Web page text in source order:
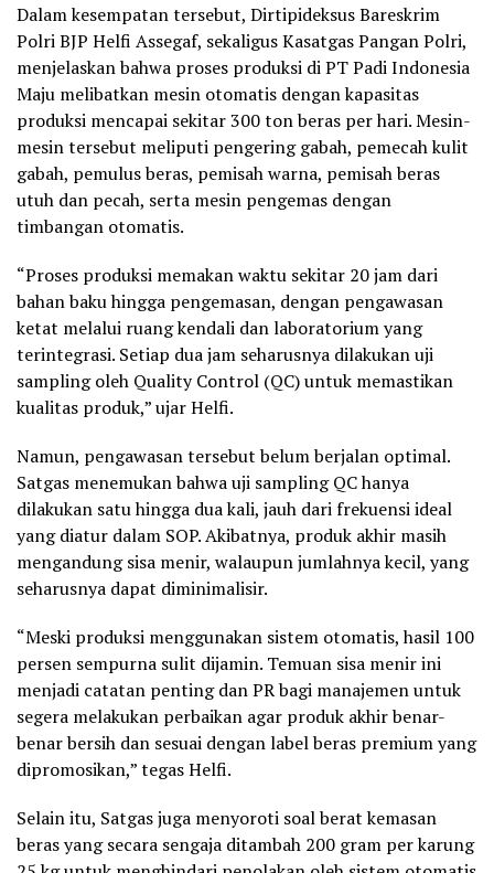
Dalam kesempatan tersebut, Dirtipideksus Bareskrim
Polri BJP Helfi Assegaf, sekaligus Kasatgas Pangan Polri,
menjelaskan bahwa proses produksi di PT Padi Indonesia
Maju melibatkan mesin otomatis dengan kapasitas
produksi mencapai sekitar 300 ton beras per hari. Mesin-
mesin tersebut meliputi pengering gabah, pemecah kulit
gabah, pemulus beras, pemisah warna, pemisah beras
utuh dan pecah, serta mesin pengemas dengan
timbangan otomatis.
“Proses produksi memakan waktu sekitar 20 jam dari
bahan baku hingga pengemasan, dengan pengawasan
ketat melalui ruang kendali dan laboratorium yang
terintegrasi. Setiap dua jam seharusnya dilakukan uji
sampling oleh Quality Control (QC) untuk memastikan
kualitas produk,” ujar Helfi.
Namun, pengawasan tersebut belum berjalan optimal.
Satgas menemukan bahwa uji sampling QC hanya
dilakukan satu hingga dua kali, jauh dari frekuensi ideal
yang diatur dalam SOP. Akibatnya, produk akhir masih
mengandung sisa menir, walaupun jumlahnya kecil, yang
seharusnya dapat diminimalisir.
“Meski produksi menggunakan sistem otomatis, hasil 100
persen sempurna sulit dijamin. Temuan sisa menir ini
menjadi catatan penting dan PR bagi manajemen untuk
segera melakukan perbaikan agar produk akhir benar-
benar bersih dan sesuai dengan label beras premium yang
dipromosikan,” tegas Helfi.
Selain itu, Satgas juga menyoroti soal berat kemasan
beras yang secara sengaja ditambah 200 gram per karung